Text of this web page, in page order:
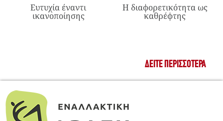
Ευτυχία έναντι
ικανοποίησης
Η διαφορετικότητα ως
καθρέφτης
ΔΕΊΤΕ ΠΕΡΙΣΣΌΤΕΡΑ